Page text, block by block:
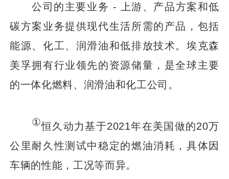
公司的主要业务 - 上游、产品方案和低
碳方案业务提供现代生活所需的产品，包括
能源、化工、润滑油和低排放技术。埃克森
美孚拥有行业领先的资源储量，是全球主要
的一体化燃料、润滑油和化工公司。
①恒久动力基于2021年在美国做的20万
公里耐久性测试中稳定的燃油消耗，具体因
车辆的性能，工况等而异。